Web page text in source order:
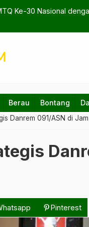
Ke-30 Nasional
Berau Bontang
Danrem 091/ASN di
Pinterest